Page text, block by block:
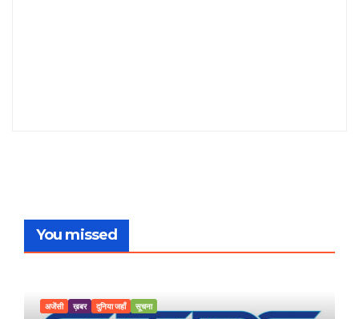
You missed
अजेंसी ख़बर दुनिया जहाँ सूचना